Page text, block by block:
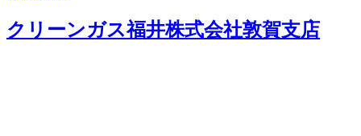
クリーンガス福井株式会社敦賀支店